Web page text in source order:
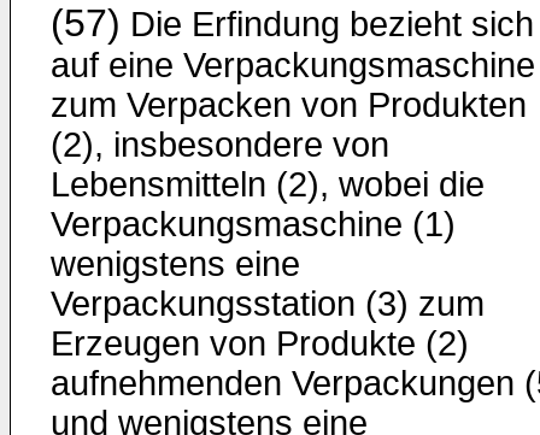
(57) Die Erfindung bezieht sich
auf eine
zum Verpacken von Produkten
(2), insbesondere von
Lebensmitteln (2), wobei die
Verpackungsmaschine (1)
wenigstens eine
Verpackungsstation (3) zum
Erzeugen von Produkte (2)
aufnehmenden Verpackungen
und wenigstens eine